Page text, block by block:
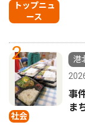
トップニュ
ース
2
社会
港
事
ま